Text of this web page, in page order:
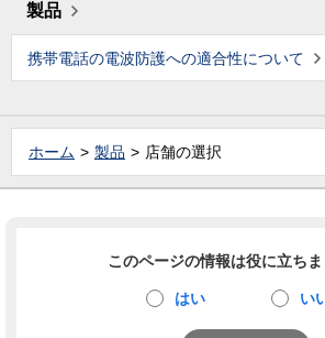
製品
携帯電話の電波防護への適合性について
ホーム 製品 店舗の選択
このページの情報は役に立ちま
はい い